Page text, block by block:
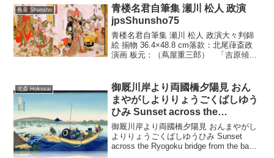
春章 Shunsho
青楼名君自筆集 瀬川 松人 政演
jpsShunsho75
青楼名君自筆集 瀬川 松人 政演大々判錦
絵 揃物 36.4×48.8 cm落款：北尾葎斎政
演画 板元：（蔦屋重三郎） 「吉原傾城
ます。大形の折り帖一冊で、吉原大門口
にはじ...
北斎 Hokusai
御厩川岸より両國橋夕陽見 おん
まやがしよりりょうごくばしゆう
ひみ Sunset across the
Ryogoku bridge from the bank
of the Sumida River at
Onmayagashi. wpfmf3612
御厩川岸より両國橋夕陽見 おんまやがし
よりりょうごくばしゆうひみ Sunset
across the Ryogoku bridge from the bank